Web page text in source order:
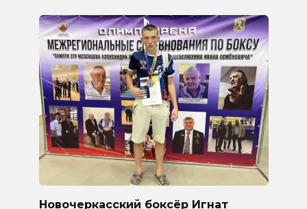
Новочеркасский боксёр Игнат